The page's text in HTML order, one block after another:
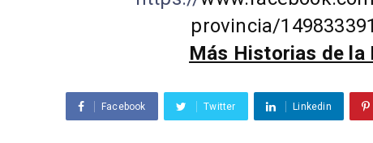
provincia/
Más Historias de la
Facebook Twitter Linkedin